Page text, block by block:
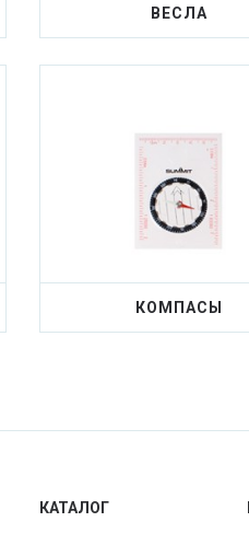
ВЕСЛА
КОМПАСЫ
КАТАЛОГ